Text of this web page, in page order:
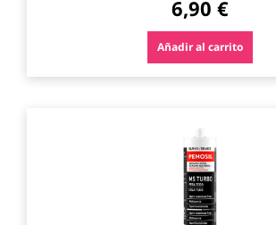
6,90 €
Añadir al carrito